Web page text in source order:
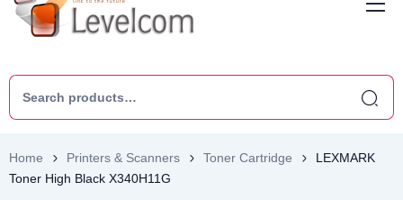
Home Printers & Scanners Toner Cartridge
LEXMARK
Toner High Black X340H11G